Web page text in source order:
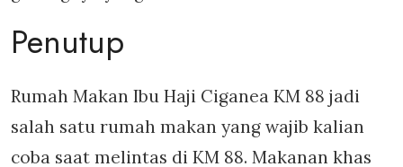
Penutup
Rumah Makan Ibu Haji Ciganea KM 88 jadi
salah satu rumah makan yang wajib kalian
coba saat melintas di KM 88. Makanan khas